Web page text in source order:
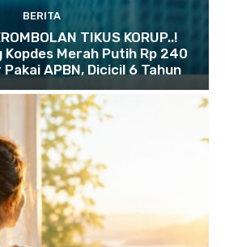
BERITA
TIKUS KORUP..!
Kopdes Merah Putih Rp 240
APBN, Dicicil 6 Tahun